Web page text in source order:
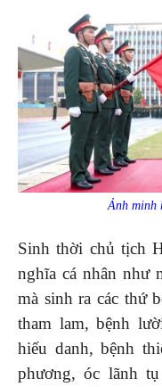
Ảnh minh
Sinh thời chủ tịch
nghĩa cá nhân như
mà sinh ra các thứ
tham lam, bệnh
hiếu danh, bệnh
phương, óc lãnh